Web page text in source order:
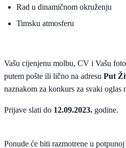
Rad u dinamičnom okruženju
Timsku atmosferu
Vašu cijenjenu molbu, CV i Vašu
putem pošte ili lično na adresu Put
naznakom za konkurs za svaki oglas
Prijave slati do 12.09.2023. godine.
Ponude će biti razmotrene u